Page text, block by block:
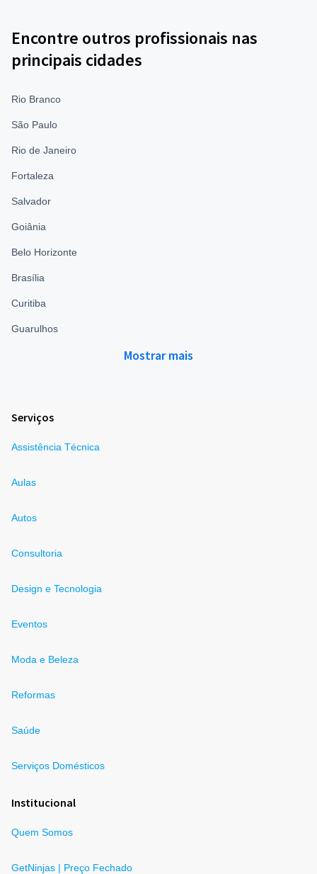
Encontre outros profissionais nas
principais cidades
Rio Branco
São Paulo
Rio de Janeiro
Fortaleza
Salvador
Goiânia
Belo Horizonte
Brasília
Curitiba
Guarulhos
Mostrar mais
Serviços
Assistência Técnica
Aulas
Autos
Consultoria
Design e Tecnologia
Eventos
Moda e Beleza
Reformas
Saúde
Serviços Domésticos
Institucional
Quem Somos
GetNinjas | Preço Fechado